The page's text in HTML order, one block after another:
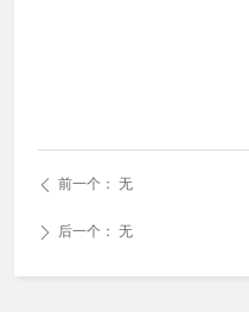
ꄴ 前一个： 无
ꄲ 后一个： 无